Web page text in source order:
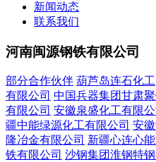
新闻动态
联系我们
河南闽源钢铁有限公司
部分合作伙伴 葫芦岛连石化工
有限公司 中国兵器集团甘肃
有限公司 安徽泉盛化工有限公
疆中能绿源化工有限公司 安
隆冶金有限公司 新疆心连心
铁有限公司 沙钢集团淮钢特